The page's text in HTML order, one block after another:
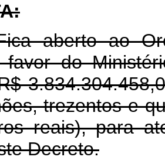
aberto ao
favor do
trezentos e
reais), para
Decreto.